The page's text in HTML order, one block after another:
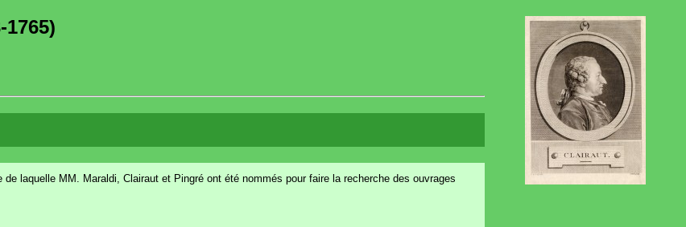
laquelle MM. Maraldi, Clairaut et Pingré ont été nommés pour faire la recherche des ouvrages